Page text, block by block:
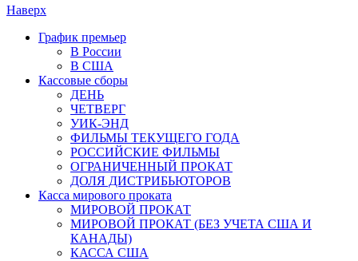
Наверх
График премьер
В России
В США
Кассовые сборы
ДЕНЬ
ЧЕТВЕРГ
УИК-ЭНД
ФИЛЬМЫ ТЕКУЩЕГО ГОДА
РОССИЙСКИЕ ФИЛЬМЫ
ОГРАНИЧЕННЫЙ ПРОКАТ
ДОЛЯ ДИСТРИБЬЮТОРОВ
Касса мирового проката
МИРОВОЙ ПРОКАТ
МИРОВОЙ ПРОКАТ (БЕЗ УЧЕТА США И
КАНАДЫ)
КАССА США